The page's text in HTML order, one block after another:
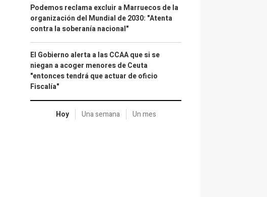
Podemos reclama excluir a Marruecos de la
organización del Mundial de 2030: "Atenta
contra la soberanía nacional"
El Gobierno alerta a las CCAA que si se
niegan a acoger menores de Ceuta
"entonces tendrá que actuar de oficio
Fiscalía"
Hoy Una semana Un mes